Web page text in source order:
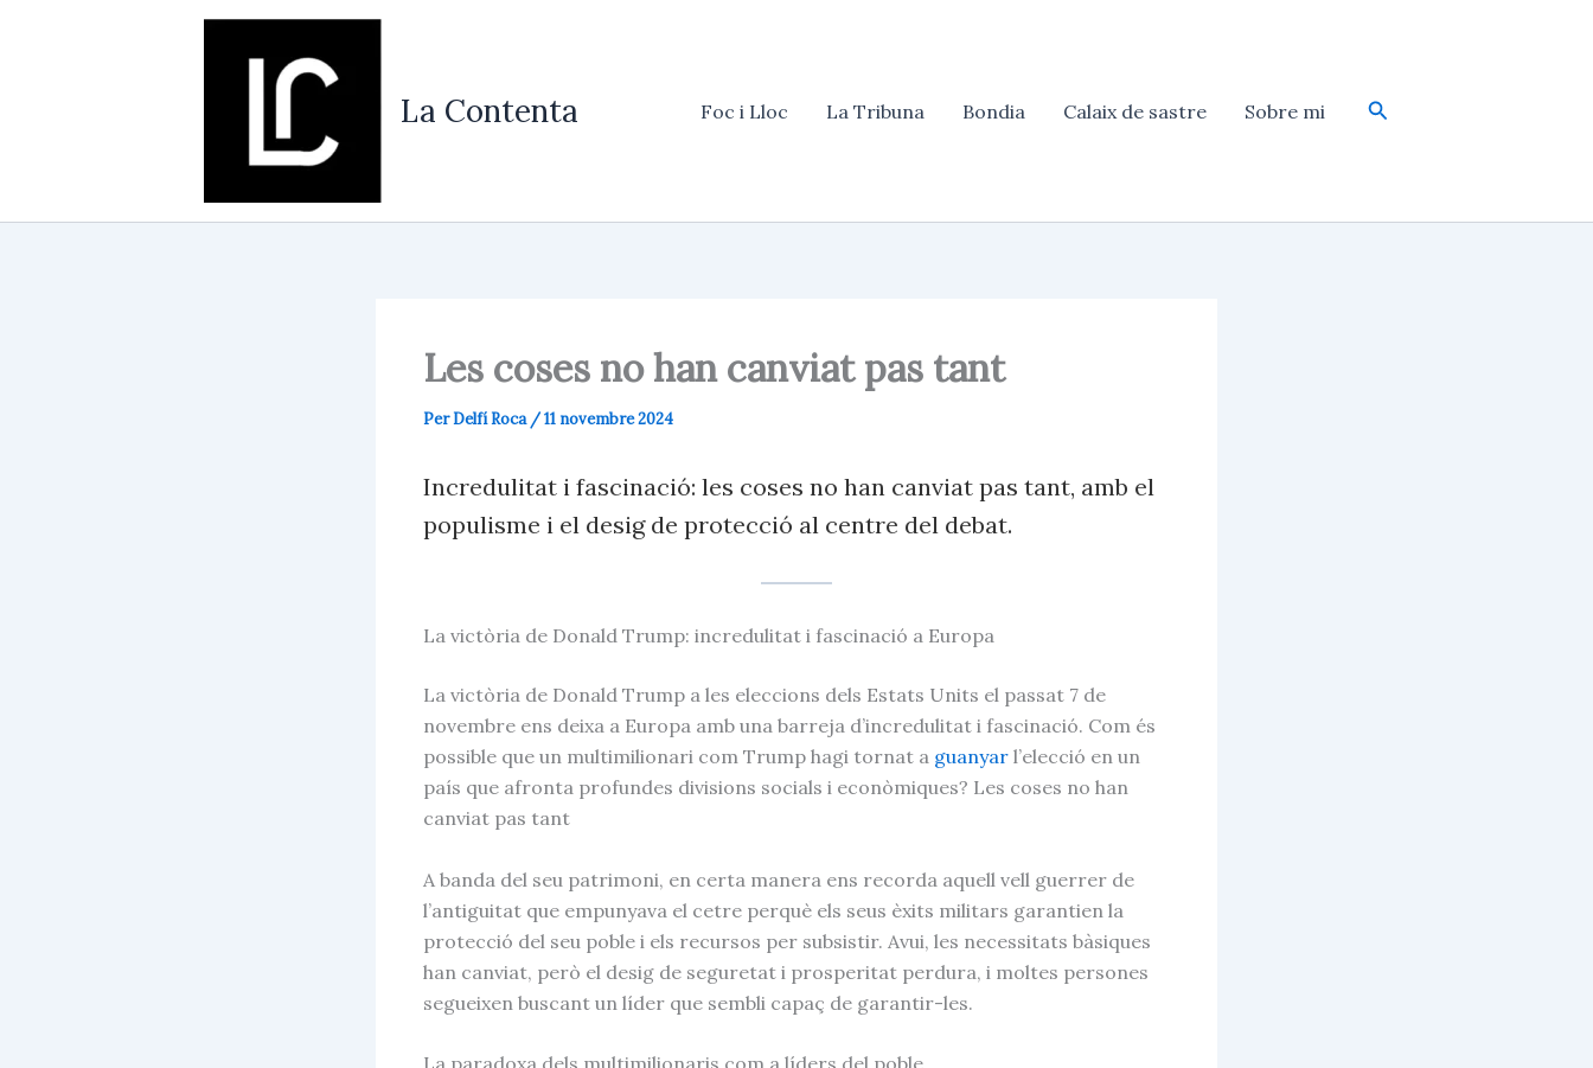
La Contenta Foc i Lloc La Tribuna Bondia Calaix de sastre Sobre mi Cerca
Les coses no han canviat pas tant
PerDelfí Roca /11 novembre 2024
Incredulitat i fascinació: les coses no han canviat pas tant, amb el
populisme i el desig de protecció al centre del debat.
La victòria de Donald Trump: incredulitat i fascinació a Europa
La victòria de Donald Trump a les eleccions dels Estats Units el passat 7 de
novembre ens deixa a Europa amb una barreja d’incredulitat i fascinació. Com és
possible que un multimilionari com Trump hagi tornat a guanyar l’elecció en un
país que afronta profundes divisions socials i econòmiques? Les coses no han
canviat pas tant
A banda del seu patrimoni, en certa manera ens recorda aquell vell guerrer de
l’antiguitat que empunyava el cetre perquè els seus èxits militars garantien la
protecció del seu poble i els recursos per subsistir. Avui, les necessitats bàsiques
han canviat, però el desig de seguretat i prosperitat perdura, i moltes persones
segueixen buscant un líder que sembli capaç de garantir-les.